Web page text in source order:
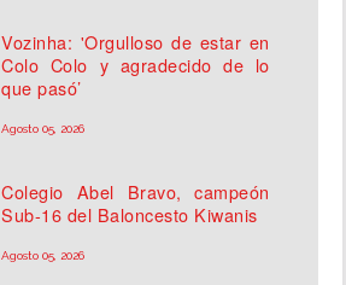
Vozinha: 'Orgulloso de estar en
Colo Colo y agradecido de lo
que pasó’
Agosto 05, 2026
Colegio Abel Bravo, campeón
Sub-16 del Baloncesto Kiwanis
Agosto 05, 2026